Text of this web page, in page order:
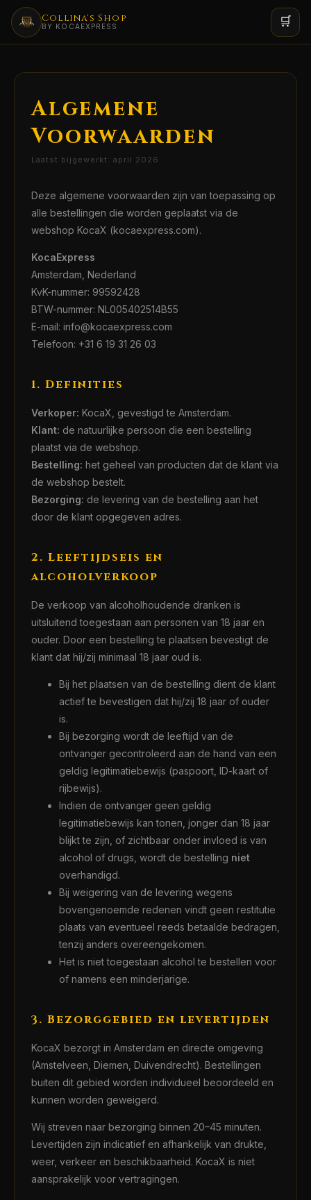
Collina's Shop
BY KOCAEXPRESS 🛒
Algemene
Voorwaarden
Laatst bijgewerkt: april 2026
Deze algemene voorwaarden zijn van toepassing op
alle bestellingen die worden geplaatst via de
webshop KocaX (kocaexpress.com).
KocaExpress
Amsterdam, Nederland
KvK-nummer: 99592428
BTW-nummer: NL005402514B55
E-mail: info@kocaexpress.com
Telefoon: +31 6 19 31 26 03
1. Definities
Verkoper: KocaX, gevestigd te Amsterdam.
Klant: de natuurlijke persoon die een bestelling
plaatst via de webshop.
Bestelling: het geheel van producten dat de klant via
de webshop bestelt.
Bezorging: de levering van de bestelling aan het
door de klant opgegeven adres.
2. Leeftijdseis en
alcoholverkoop
De verkoop van alcoholhoudende dranken is
uitsluitend toegestaan aan personen van 18 jaar en
ouder. Door een bestelling te plaatsen bevestigt de
klant dat hij/zij minimaal 18 jaar oud is.
Bij het plaatsen van de bestelling dient de klant
actief te bevestigen dat hij/zij 18 jaar of ouder
is.
Bij bezorging wordt de leeftijd van de
ontvanger gecontroleerd aan de hand van een
geldig legitimatiebewijs (paspoort, ID-kaart of
rijbewijs).
Indien de ontvanger geen geldig
legitimatiebewijs kan tonen, jonger dan 18 jaar
blijkt te zijn, of zichtbaar onder invloed is van
alcohol of drugs, wordt de bestelling niet
overhandigd.
Bij weigering van de levering wegens
bovengenoemde redenen vindt geen restitutie
plaats van eventueel reeds betaalde bedragen,
tenzij anders overeengekomen.
Het is niet toegestaan alcohol te bestellen voor
of namens een minderjarige.
3. Bezorggebied en levertijden
KocaX bezorgt in Amsterdam en directe omgeving
(Amstelveen, Diemen, Duivendrecht). Bestellingen
buiten dit gebied worden individueel beoordeeld en
kunnen worden geweigerd.
Wij streven naar bezorging binnen 20–45 minuten.
Levertijden zijn indicatief en afhankelijk van drukte,
weer, verkeer en beschikbaarheid. KocaX is niet
aansprakelijk voor vertragingen.